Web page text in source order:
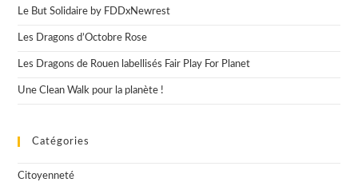
Le But Solidaire by FDDxNewrest
Les Dragons d’Octobre Rose
Les Dragons de Rouen labellisés Fair Play For Planet
Une Clean Walk pour la planète !
Catégories
Citoyenneté